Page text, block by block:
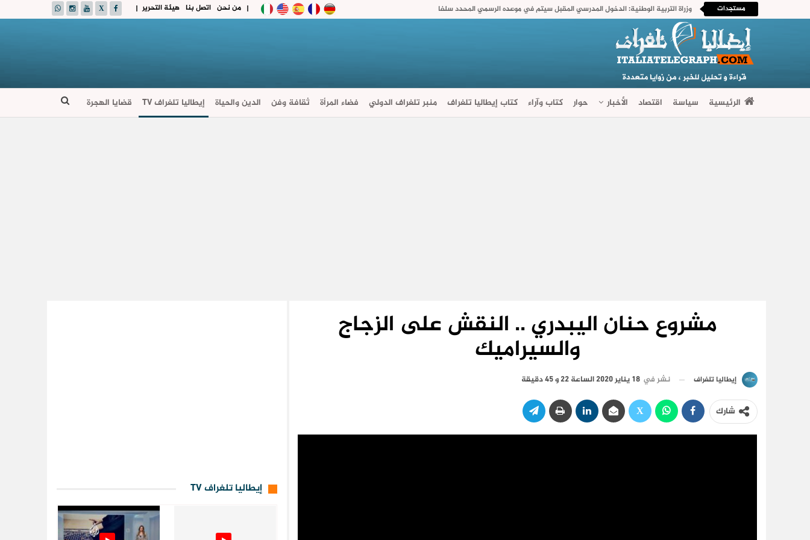
| هيئة التحرير اتصل بنا من نحن | مستجدات وزراة التربية الوطنية: الدخول المدرسي المقبل سیتم في موعده الرسمي المحدد سلفا
الرئيسية سياسة اقتصاد الأخبار حوار كتاب وآراء كتاب إيطاليا تلغراف منبر تلغراف الدولي فضاء المرأة ثقافة وفن الدين والحياة إيطاليا تلغراف TV قضايا الهجرة
مشروع حنان اليبدري .. النقش على الزجاج
والسيراميك
إيطاليا تلغراف نشر في 18 يناير 2020 الساعة 22 و 45 دقيقة
شارك
إيطاليا تلغراف TV